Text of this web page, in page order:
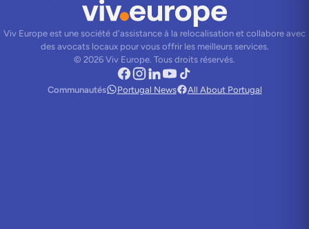
Viv Europe est une société d'assistance à la relocalisation et collabore avec
des avocats locaux pour vous offrir les meilleurs services.
© 2026 Viv Europe. Tous droits réservés.
Communautés Portugal News All About Portugal